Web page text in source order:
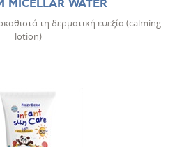
MICELLAR WATER
τη δερματική ευεξία (calming
lotion)